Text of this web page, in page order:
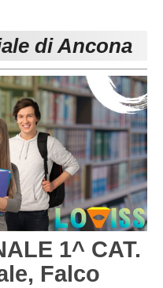
Carica la tua Rosa
di Ancona
1^ CAT.
Falco